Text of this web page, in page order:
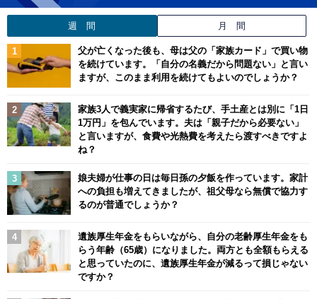
週 間 月 間
父が亡くなった後も、母は父の「家族カード」で買い物
を続けています。「自分の名義だから問題ない」と言い
ますが、このまま利用を続けてもよいのでしょうか？
家族3人で義実家に帰省するたび、手土産とは別に「1日
1万円」を包んでいます。夫は「親子だから必要ない」
と言いますが、食費や光熱費を考えたら渡すべきですよ
ね？
娘夫婦が仕事の日は毎日孫の夕飯を作っています。家計
への負担も増えてきましたが、祖父母なら無償で協力す
るのが普通でしょうか？
遺族厚生年金をもらいながら、自分の老齢厚生年金をも
らう年齢（65歳）になりました。両方とも全額もらえる
と思っていたのに、遺族厚生年金が減るって損じゃない
ですか？